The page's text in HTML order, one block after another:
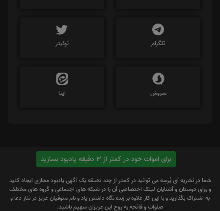
تلگرام توئیتر
سروش ایتا
برای اموات خود در کمتر از 3 دقیقه یادبود بسازید
شما در نشریه آی پُرسِه می توانید در کمتر از چند دقیقه یک آگهی یادبود مجازی ایجاد کنید
و برای دوستان و آشنایان لینک اختصاصی آن را در شبکه های اجتماعی و گروه های مختلف
به اشتراک بگذارید و با این کار علاوه بر زنده نگاه داشتن یاد و نام متوفیان عزیز در نثار دعا و
صلوات و فاتحه به روح این عزیزان سهیم باشید.